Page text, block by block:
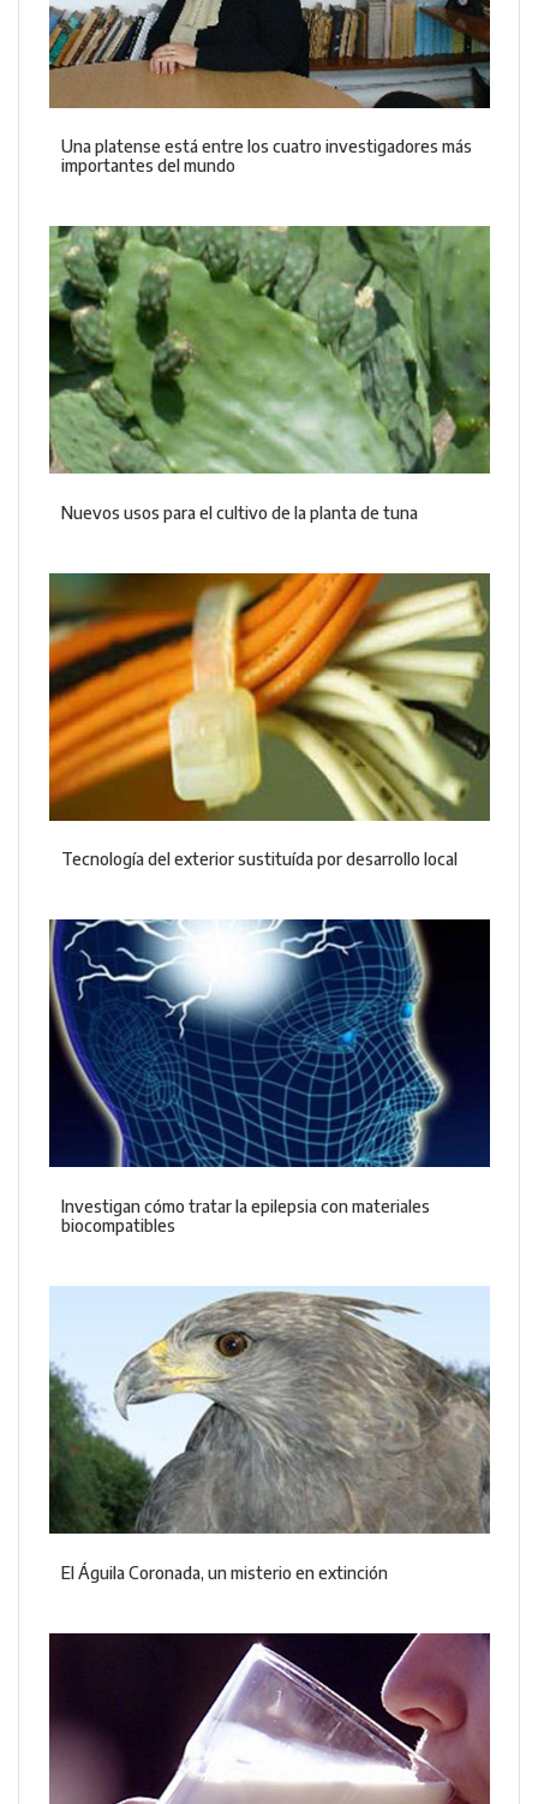
Una platense está entre los cuatro investigadores más
importantes del mundo
Nuevos usos para el cultivo de la planta de tuna
Tecnología del exterior sustituída por desarrollo local
Investigan cómo tratar la epilepsia con materiales
biocompatibles
El Águila Coronada, un misterio en extinción